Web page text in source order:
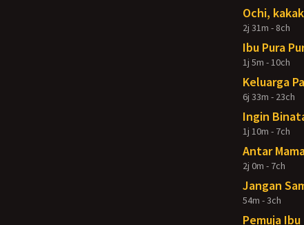
Ochi,
2j 31m - 8ch
Ibu Pura
1j 5m - 10ch
Keluarga
6j 33m - 23ch
Ingin
1j 10m - 7ch
Antar
2j 0m - 7ch
Jangan
54m - 3ch
Pemuja Ibu